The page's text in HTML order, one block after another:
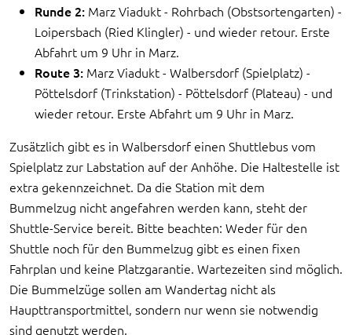
Runde 2: Marz Viadukt - Rohrbach (Obstsortengarten) -
Loipersbach (Ried Klingler) - und wieder retour. Erste
Abfahrt um 9 Uhr in Marz.
Route 3: Marz Viadukt - Walbersdorf (Spielplatz) -
Pöttelsdorf (Trinkstation) - Pöttelsdorf (Plateau) - und
wieder retour. Erste Abfahrt um 9 Uhr in Marz.
Zusätzlich gibt es in Walbersdorf einen Shuttlebus vom
Spielplatz zur Labstation auf der Anhöhe. Die Haltestelle ist
extra gekennzeichnet. Da die Station mit dem
Bummelzug nicht angefahren werden kann, steht der
Shuttle-Service bereit. Bitte beachten: Weder für den
Shuttle noch für den Bummelzug gibt es einen fixen
Fahrplan und keine Platzgarantie. Wartezeiten sind möglich.
Die Bummelzüge sollen am Wandertag nicht als
Haupttransportmittel, sondern nur wenn sie notwendig
sind genutzt werden.